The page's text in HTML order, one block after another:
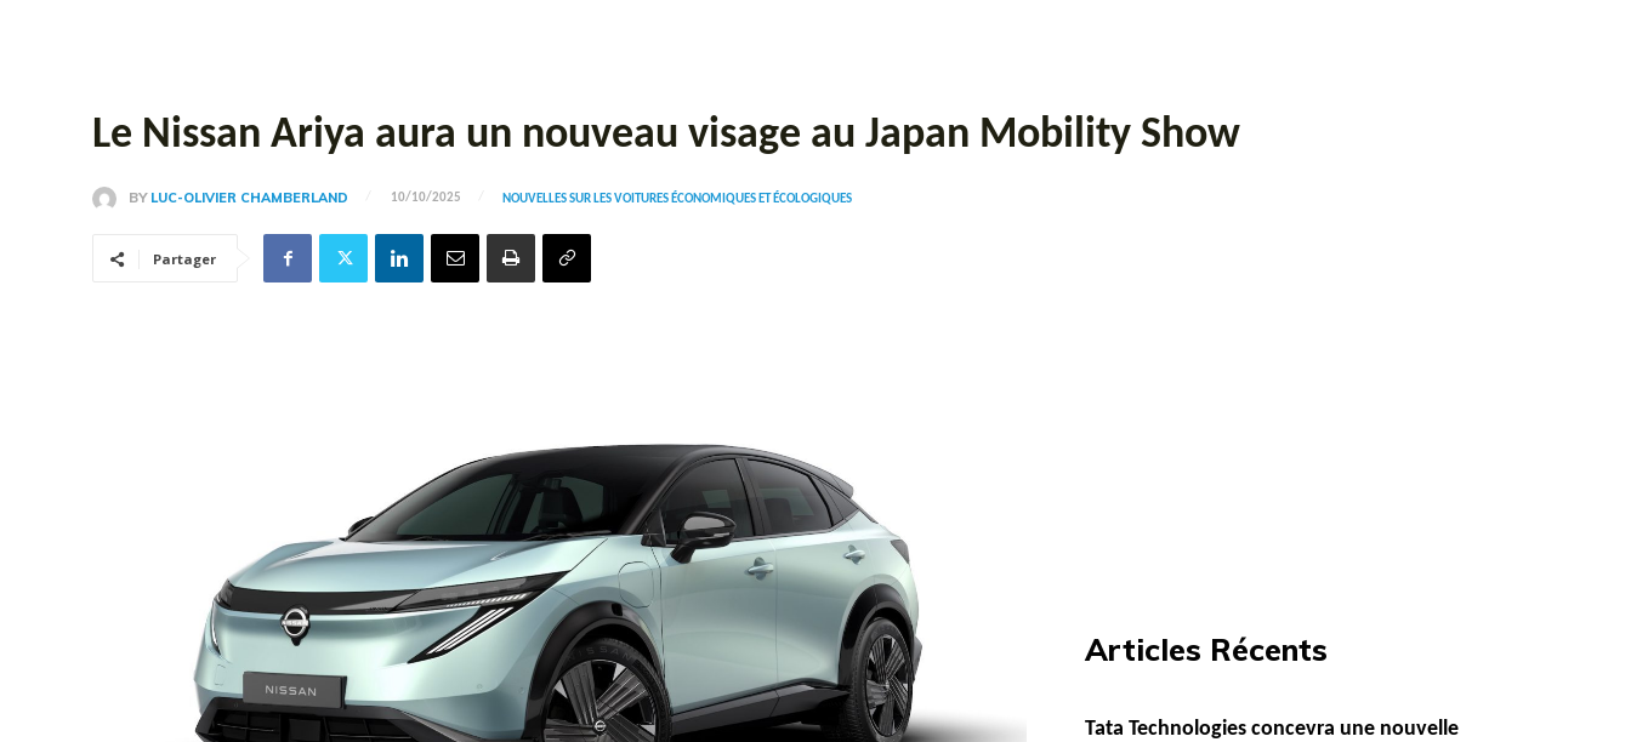
Le Nissan Ariya aura un nouveau visage au Japan Mobility Show
BY LUC-OLIVIER CHAMBERLAND 10/10/2025 NOUVELLES SUR LES VOITURES ÉCONOMIQUES ET ÉCOLOGIQUES
Partager
Articles Récents
Tata Technologies concevra une nouvelle